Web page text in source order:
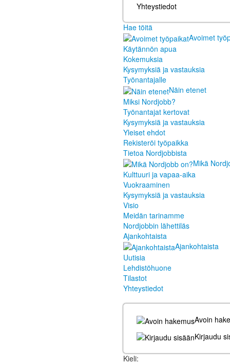
Yhteystiedot
Hae töitä
Avoimet
Käytännön apua
Kokemuksia
Kysymyksiä ja vastauksia
Työnantajalle
Näin etenet
Miksi Nordjobb?
Työnantajat kertovat
Kysymyksiä ja vastauksia
Yleiset ehdot
Rekisteröi työpaikka
Tietoa Nordjobbista
Mikä
Kulttuuri ja vapaa-aika
Vuokraaminen
Kysymyksiä ja vastauksia
Visio
Meidän tarinamme
Nordjobbin lähettiläs
Ajankohtaista
Ajankohtaista
Uutisia
Lehdistöhuone
Tilastot
Yhteystiedot
Avoin
Kirjaudu
Kieli: